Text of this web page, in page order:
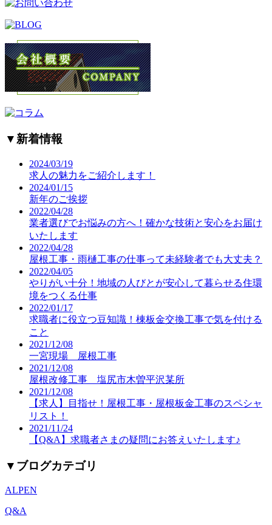
▼ 新着情報
2024/03/19
求人の魅力をご紹介します！
2024/01/15
新年のご挨拶
2022/04/28
業者選びでお悩みの方へ！確かな技術と安心をお届け
いたします
2022/04/28
屋根工事・雨樋工事の仕事って未経験者でも大丈夫？
2022/04/05
やりがい十分！地域の人びとが安心して暮らせる住環
境をつくる仕事
2022/01/17
求職者に役立つ豆知識！棟板金交換工事で気を付ける
こと
2021/12/08
一宮現場 屋根工事
2021/12/08
屋根改修工事 塩尻市木曽平沢某所
2021/12/08
【求人】目指せ！屋根工事・屋根板金工事のスペシャ
リスト！
2021/11/24
【Q&A】求職者さまの疑問にお答えいたします♪
▼ ブログカテゴリ
ALPEN
Q&A